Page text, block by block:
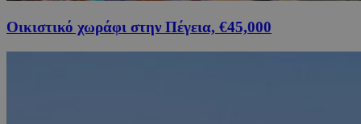
Οικιστικό χωράφι στην Πέγεια, €45,000